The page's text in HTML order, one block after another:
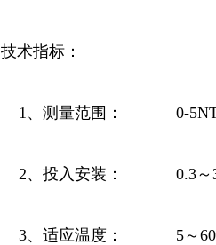
技术指标：
1、测量范围： 0-
2、投入安装： 0.3～
3、适应温度： 5～